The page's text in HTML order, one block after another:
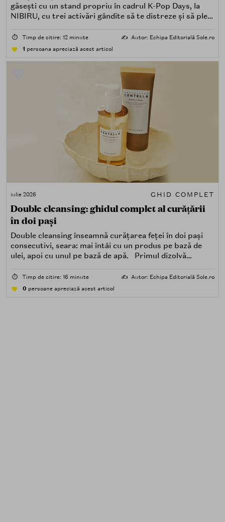
găsești cu un stand propriu în cadrul K-Pop Days, la
NIBIRU, cu trei activări gândite să te distreze și să pleci
⏱️ Timp de citire: 12 minute ✍️ Autor: Echipa Editorială Sole.ro
1 persoana apreciază acest articol
iulie 2026 GHID COMPLET
Double cleansing: ghidul complet al curățării
în doi pași
Double cleansing înseamnă curățarea feței în doi pași
consecutivi, seara: mai întâi cu un produs pe bază de
ulei, apoi cu unul pe bază de apă. Primul dizolvă
poluare. Al doilea îndepărtează impuritățile solubile în
⏱️ Timp de citire: 16 minute ✍️ Autor: Echipa Editorială Sole.ro
0 persoane apreciază acest articol